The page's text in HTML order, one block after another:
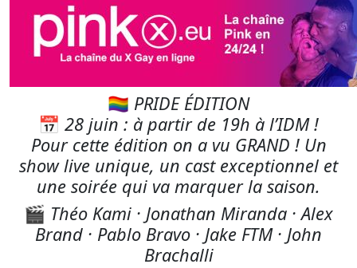
🏳️‍🌈 PRIDE ÉDITION
📅 28 juin : à partir de 19h à l’IDM !
Pour cette édition on a vu GRAND ! Un
show live unique, un cast exceptionnel et
une soirée qui va marquer la saison.
🎬 Théo Kami · Jonathan Miranda · Alex
Brand · Pablo Bravo · Jake FTM · John
Brachalli